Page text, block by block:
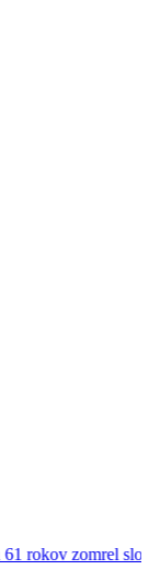
rokov zomrel